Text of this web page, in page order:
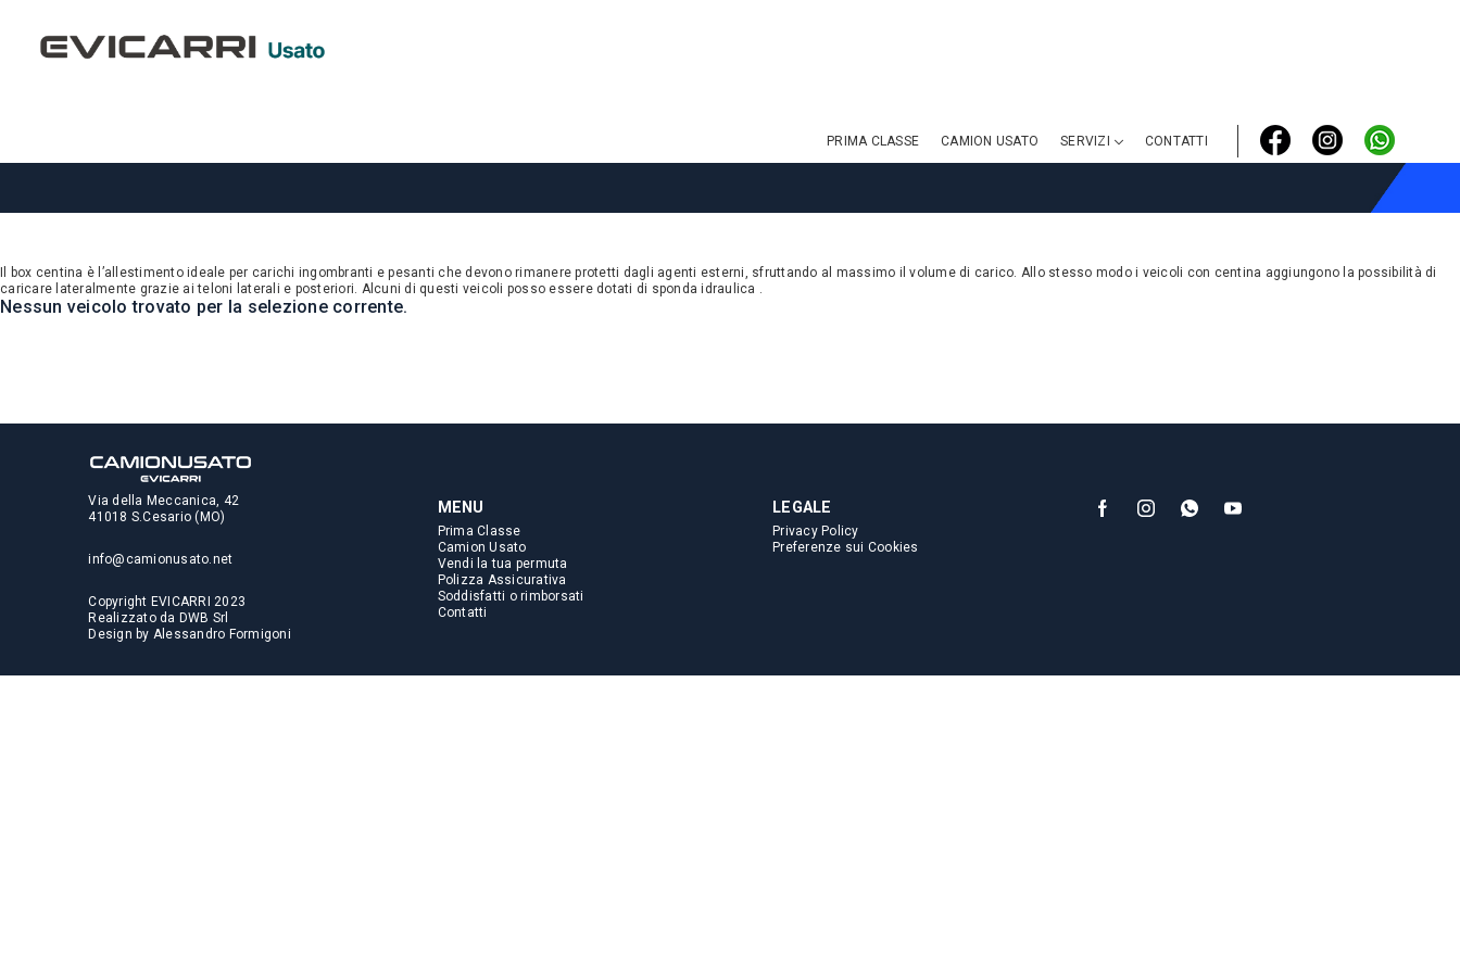
PRIMA CLASSE CAMION USATO SERVIZI CONTATTI
Il box centina è l’allestimento ideale per carichi ingombranti e pesanti che devono rimanere protetti dagli agenti esterni, sfruttando al massimo il volume di carico. Allo stesso modo i veicoli con centina aggiungono la possibilità di
caricare lateralmente grazie ai teloni laterali e posteriori. Alcuni di questi veicoli posso essere dotati di sponda idraulica .
Nessun veicolo trovato per la selezione corrente.
Via della Meccanica, 42
41018 S.Cesario (MO)
info@camionusato.net
Copyright EVICARRI 2023
Realizzato da DWB Srl
Design by Alessandro Formigoni
MENU
Prima Classe
Camion Usato
Vendi la tua permuta
Polizza Assicurativa
Soddisfatti o rimborsati
Contatti
LEGALE
Privacy Policy
Preferenze sui Cookies